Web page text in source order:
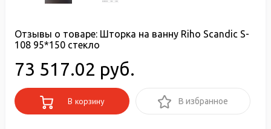
Отзывы о товаре: Шторка на ванну Riho Scandic S-
108 95*150 стекло
73 517.02 руб.
В корзину В избранное